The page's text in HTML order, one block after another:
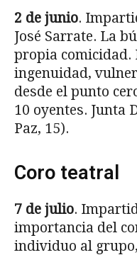
2 de junio.
José Sarrate. La
propia comicidad.
ingenuidad,
desde el punto
10 oyentes. Junta
Paz, 15).
Coro teatral
7 de julio.
importancia del
individuo al